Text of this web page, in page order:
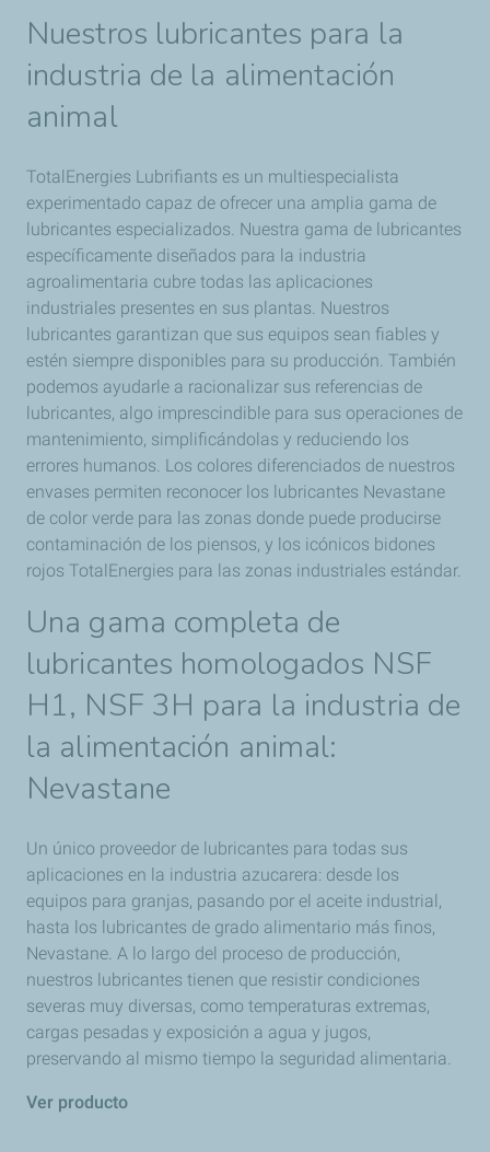
Nuestros lubricantes para la
industria de la alimentación
animal
TotalEnergies Lubrifiants es un multiespecialista
experimentado capaz de ofrecer una amplia gama de
lubricantes especializados. Nuestra gama de lubricantes
específicamente diseñados para la industria
agroalimentaria cubre todas las aplicaciones
industriales presentes en sus plantas. Nuestros
lubricantes garantizan que sus equipos sean fiables y
estén siempre disponibles para su producción. También
podemos ayudarle a racionalizar sus referencias de
lubricantes, algo imprescindible para sus operaciones de
mantenimiento, simplificándolas y reduciendo los
errores humanos. Los colores diferenciados de nuestros
envases permiten reconocer los lubricantes Nevastane
de color verde para las zonas donde puede producirse
contaminación de los piensos, y los icónicos bidones
rojos TotalEnergies para las zonas industriales estándar.
Una gama completa de
lubricantes homologados NSF
H1, NSF 3H para la industria de
la alimentación animal:
Nevastane
Un único proveedor de lubricantes para todas sus
aplicaciones en la industria azucarera: desde los
equipos para granjas, pasando por el aceite industrial,
hasta los lubricantes de grado alimentario más finos,
Nevastane. A lo largo del proceso de producción,
nuestros lubricantes tienen que resistir condiciones
severas muy diversas, como temperaturas extremas,
cargas pesadas y exposición a agua y jugos,
preservando al mismo tiempo la seguridad alimentaria.
Ver producto